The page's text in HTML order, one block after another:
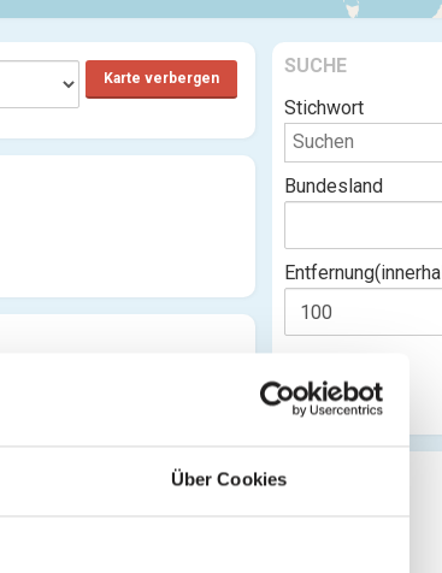
Über Cookies
SUCHE
Stichwort
Bundesland
STANDORTE
Burgenland
Karte verbergen